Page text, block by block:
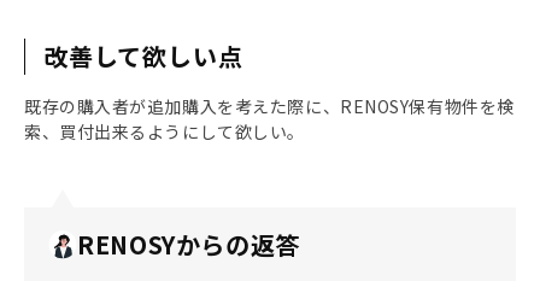
改善して欲しい点
既存の購入者が追加購入を考えた際に、RENOSY保有物件を検
索、買付出来るようにして欲しい。
RENOSYからの返答